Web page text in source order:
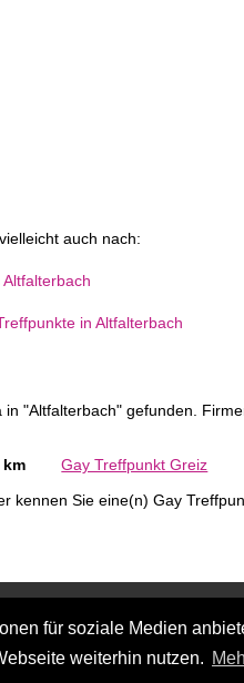
für soziale Medien
weiterhin nutzen.
auch nach:
in Altfalterbach
in "Altfalterbach" gefunden.
km Gay Treffpunkt Greiz
kennen Sie eine(n) Gay